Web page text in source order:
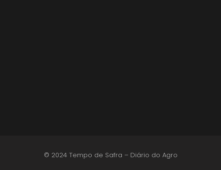
© 2024 Tempo de Safra – Diário do Agro